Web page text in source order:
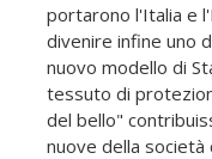
portarono l'Italia e
divenire infine uno
nuovo modello di
tessuto di
del bello"
nuove della società